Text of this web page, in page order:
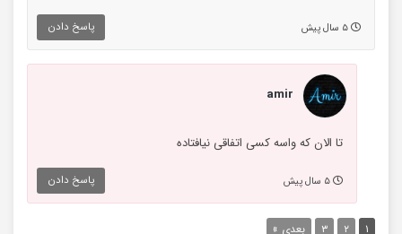
پاسخ دادن
amir
تا الان که واسه کسی اتفاقی نیافتاده
پاسخ دادن
۱ ۲ ۳ بعدی »